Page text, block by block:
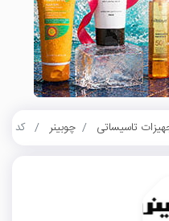
تاسیساتی چوبینر کد تخفیف 40